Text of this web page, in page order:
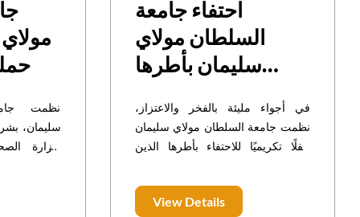
نظمت
سليمان،
لوزارة
ملال،
هذه
احتفاء جامعة
السلطان مولاي
سليمان بأطرها
بالأوسمة الملكية من
طرف صاحب الجلالة
السادس نصره الله
في أجواء مليئة بالفخر والاعتزاز،
نظمت جامعة السلطان مولاي سليمان
حفلًا تكريميًا للاحتفاء بأطرها الذين
سامية من طرف صاحب الجلالة الملك
محمد السادس نصره الله وأيده،
View Details